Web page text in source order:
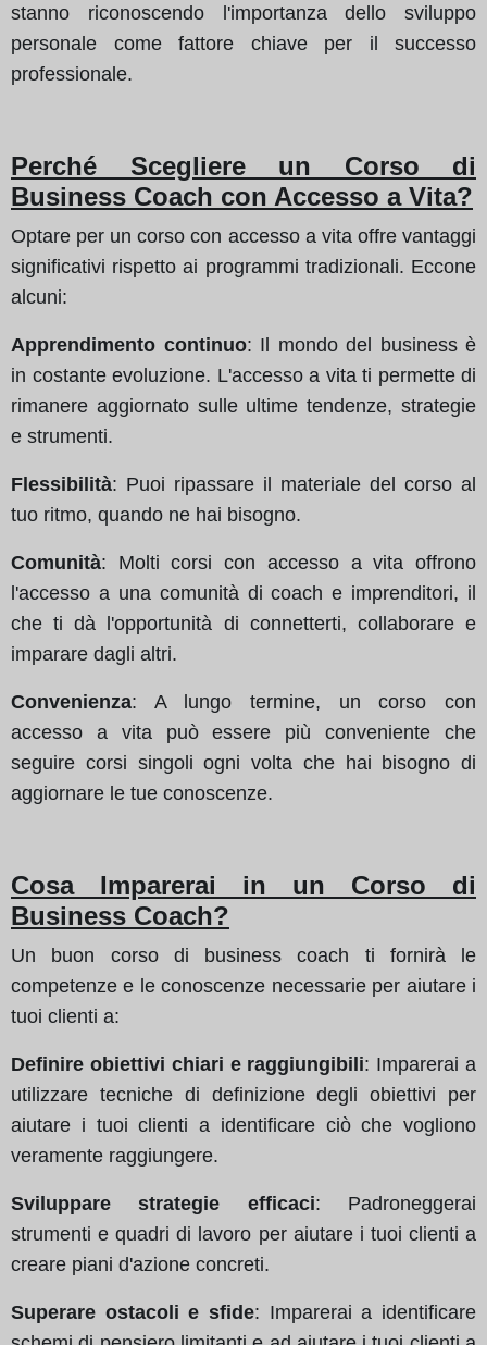
stanno riconoscendo l'importanza dello sviluppo
personale come fattore chiave per il successo
professionale.
Perché Scegliere un Corso di
Business Coach con Accesso a Vita?
Optare per un corso con accesso a vita offre vantaggi
significativi rispetto ai programmi tradizionali. Eccone
alcuni:
Apprendimento continuo: Il mondo del business è
in costante evoluzione. L'accesso a vita ti permette di
rimanere aggiornato sulle ultime tendenze, strategie
e strumenti.
Flessibilità: Puoi ripassare il materiale del corso al
tuo ritmo, quando ne hai bisogno.
Comunità: Molti corsi con accesso a vita offrono
l'accesso a una comunità di coach e imprenditori, il
che ti dà l'opportunità di connetterti, collaborare e
imparare dagli altri.
Convenienza: A lungo termine, un corso con
accesso a vita può essere più conveniente che
seguire corsi singoli ogni volta che hai bisogno di
aggiornare le tue conoscenze.
Cosa Imparerai in un Corso di
Business Coach?
Un buon corso di business coach ti fornirà le
competenze e le conoscenze necessarie per aiutare i
tuoi clienti a:
Definire obiettivi chiari e raggiungibili: Imparerai a
utilizzare tecniche di definizione degli obiettivi per
aiutare i tuoi clienti a identificare ciò che vogliono
veramente raggiungere.
Sviluppare strategie efficaci: Padroneggerai
strumenti e quadri di lavoro per aiutare i tuoi clienti a
creare piani d'azione concreti.
Superare ostacoli e sfide: Imparerai a identificare